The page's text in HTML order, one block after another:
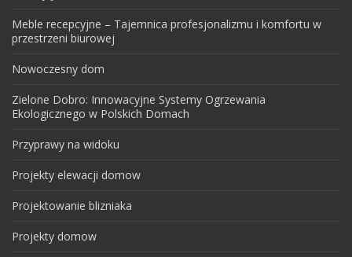
Meble recepcyjne – Tajemnica profesjonalizmu i komfortu w
przestrzeni biurowej
Nowoczesny dom
Zielone Dobro: Innowacyjne Systemy Ogrzewania
Ekologicznego w Polskich Domach
Przyprawy na widoku
Projekty elewacji domow
Projektowanie blizniaka
Projekty domow